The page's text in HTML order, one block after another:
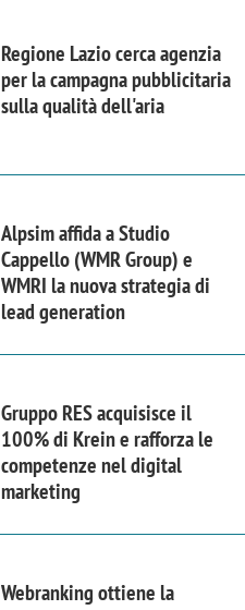
Regione Lazio cerca agenzia
per la campagna pubblicitaria
sulla qualità dell'aria
Alpsim affida a Studio
Cappello (WMR Group) e
WMRI la nuova strategia di
lead generation
Gruppo RES acquisisce il
100% di Krein e rafforza le
competenze nel digital
marketing
Webranking ottiene la